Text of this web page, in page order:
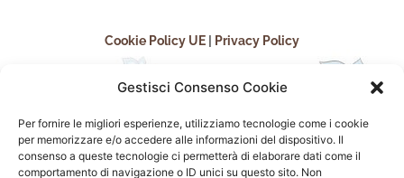
Gestisci Consenso Cookie
Per fornire le migliori esperienze, utilizziamo tecnologie come i cookie
per memorizzare e/o accedere alle informazioni del dispositivo. Il
consenso a queste tecnologie ci permetterà di elaborare dati come il
comportamento di navigazione o ID unici su questo sito. Non
Cookie Policy UE Privacy Policy